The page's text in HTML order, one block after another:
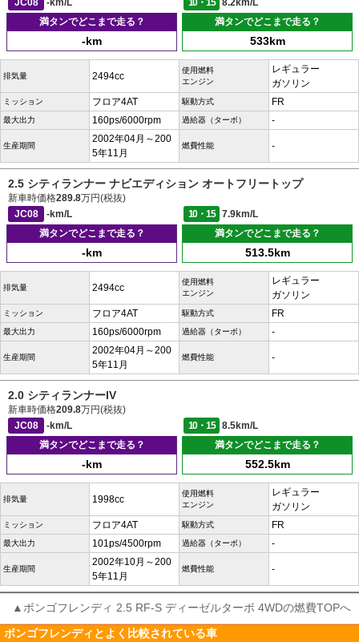
JC08
-km/L 10・15
8.2km/L
満タンでどこまで走る？
-km
満タンでどこまで走る？
533km
排気量 2494cc
使用燃料
エンジン
レギュラー
ガソリン
ミッション フロア4AT 駆動方式 FR
最大出力 160ps/6000rpm 過給器（ターボ） -
生産期間
2002年04月～200
5年11月
燃費性能 -
2.5 シティランナー ナビエディション オートフリートップ
新車時価格289.8万円(税抜)
JC08
-km/L 10・15
7.9km/L
満タンでどこまで走る？
-km
満タンでどこまで走る？
513.5km
排気量 2494cc
使用燃料
エンジン
レギュラー
ガソリン
ミッション フロア4AT 駆動方式 FR
最大出力 160ps/6000rpm 過給器（ターボ） -
生産期間
2002年04月～200
5年11月
燃費性能 -
2.0 シティランナーIV
新車時価格209.8万円(税抜)
JC08
-km/L 10・15
8.5km/L
満タンでどこまで走る？
-km
満タンでどこまで走る？
552.5km
排気量 1998cc
使用燃料
エンジン
レギュラー
ガソリン
ミッション フロア4AT 駆動方式 FR
最大出力 101ps/4500rpm 過給器（ターボ） -
生産期間
2002年10月～200
5年11月
燃費性能 -
▲ボンゴフレンディ 2.5 RF-S ディーゼルターボ 4WDの燃費TOPへ
ボンゴフレンディとよく比較されている車